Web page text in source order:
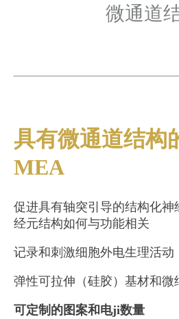
微通道
具有微通道结构
MEA
促进具有轴突引导的结构化神
经元结构如何与功能相关
记录和刺激细胞外电生理活动
弹性可拉伸（硅胶）基材和微
可定制的图案和电ji数量